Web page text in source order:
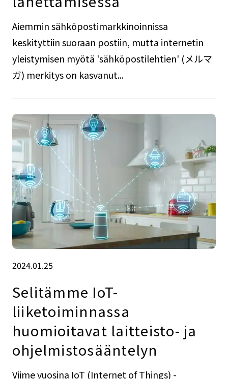
Aiemmin sähköpostimarkkinoinnissa
keskityttiin suoraan postiin, mutta internetin
yleistymisen myötä 'sähköpostilehtien' (メルマ
ガ) merkitys on kasvanut...
2024.01.25
Selitämme IoT-
liiketoiminnassa
huomioitavat laitteisto- ja
ohjelmistosääntelyn
Viime vuosina IoT (Internet of Things) -